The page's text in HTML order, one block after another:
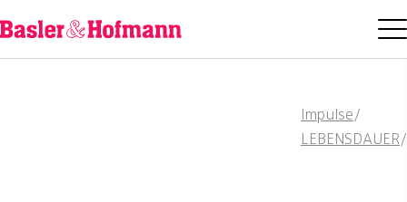
Impulse/
LEBENSDAUER/